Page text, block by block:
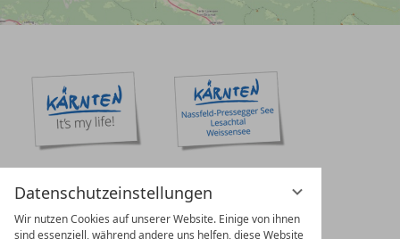
Datenschutzeinstellungen
Wir nutzen Cookies auf unserer Website. Einige von ihnen
sind essenziell, während andere uns helfen, diese Website